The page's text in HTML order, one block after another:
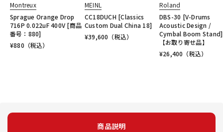
Montreux
Sprague Orange Drop
716P 0.022uF 400V [商品
番号：880]
¥880 （税込）
MEINL
CC18DUCH [Classics
Custom Dual China 18]
¥39,600 （税込）
Roland
DBS-30 [V-Drums
Acoustic Design /
Cymbal Boom Stand]
【お取り寄せ品】
¥26,400 （税込）
商品説明